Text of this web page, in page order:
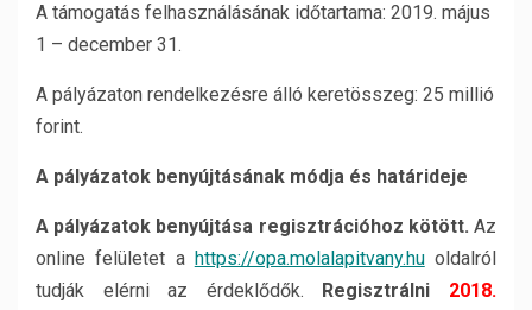
A támogatás felhasználásának időtartama: 2019. május
1 – december 31.
A pályázaton rendelkezésre álló keretösszeg: 25 millió
forint.
A pályázatok benyújtásának módja és határideje
A pályázatok benyújtása regisztrációhoz kötött. Az
online felületet a https://opa.molalapitvany.huoldalról
tudják elérni az érdeklődők.
Regisztrálni 2018.